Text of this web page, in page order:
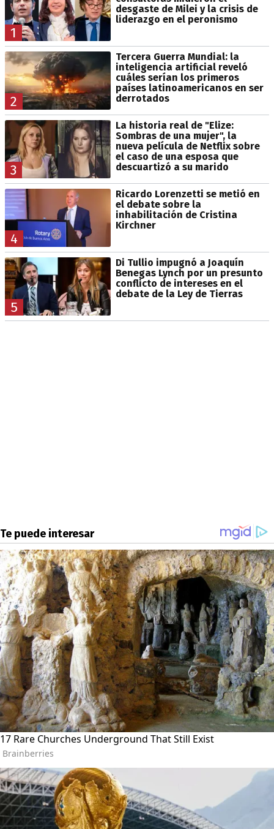
1
desgaste de Milei y la crisis de
liderazgo en el peronismo
2
Tercera Guerra Mundial: la
inteligencia artificial reveló
cuáles serían los primeros
países latinoamericanos en ser
derrotados
3
La historia real de "Elize:
Sombras de una mujer", la
nueva película de Netflix sobre
el caso de una esposa que
descuartizó a su marido
4
Ricardo Lorenzetti se metió en
el debate sobre la
inhabilitación de Cristina
Kirchner
5
Di Tullio impugnó a Joaquín
Benegas Lynch por un presunto
conflicto de intereses en el
debate de la Ley de Tierras